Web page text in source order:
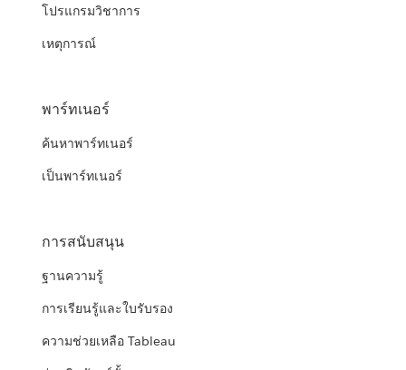
โปรแกรมวิชาการ
เหตุการณ์
พาร์ทเนอร์
ค้นหาพาร์ทเนอร์
เป็นพาร์ทเนอร์
การสนับสนุน
ฐานความรู้
การเรียนรู้และใบรับรอง
ความช่วยเหลือ Tableau